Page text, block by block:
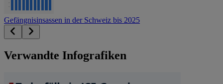
Gefängnisinsassen in der Schweiz bis 2025
Verwandte Infografiken